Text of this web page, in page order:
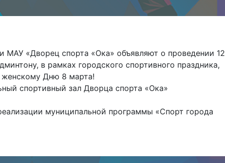
«Дворец спорта «Ока» объявляют о проведении 12
в рамках городского спортивного праздника,
Дню 8 марта!
спортивный зал Дворца спорта «Ока»
муниципальной программы «Спорт города